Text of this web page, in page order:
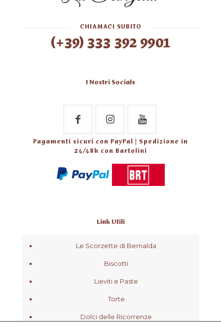
CHIAMACI SUBITO
(+39) 333 392 9901
I Nostri Socials
Pagamenti sicuri con PayPal | Spedizione in
24/48h con Bartolini
Link Utili
Le Scorzette di Bernalda
Biscotti
Lieviti e Paste
Torte
Dolci delle Ricorrenze